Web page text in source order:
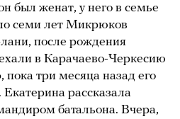
был женат, у него в семье
семи лет Микрюков
после рождения
в Карачаево-Черкесию
три месяца назад его
рассказала
батальона. Вчера,